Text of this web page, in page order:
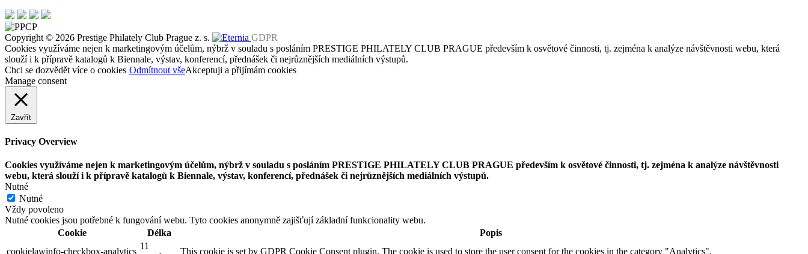
Copyright © 2026 Prestige Philately Club Prague z. s.
GDPR
Cookies využíváme nejen k marketingovým účelům, nýbrž v souladu s posláním PRESTIGE PHILATELY CLUB PRAGUE především k osvětové činnosti, tj. zejména k analýze návštěvnosti webu, která
slouží i k přípravě katalogů k Biennale, výstav, konferencí, přednášek či nejrůznějších mediálních výstupů.
Chci se dozvědět více o cookies Odmítnout všeAkceptuji a přijímám cookies
Manage consent
Zavřít
Privacy Overview
Cookies využíváme nejen k marketingovým účelům, nýbrž v souladu s posláním PRESTIGE PHILATELY CLUB PRAGUE především k osvětové činnosti, tj. zejména k analýze návštěvnosti
webu, která slouží i k přípravě katalogů k Biennale, výstav, konferencí, přednášek či nejrůznějších mediálních výstupů.
Nutné
Nutné
Vždy povoleno
Nutné cookies jsou potřebné k fungování webu. Tyto cookies anonymně zajišťují základní funkcionality webu.
Cookie
Délka
Popis
cookielawinfo-checkbox-analytics
11
This cookie is set by GDPR Cookie Consent plugin. The cookie is used to store the user consent for the cookies in the category "Analytics".